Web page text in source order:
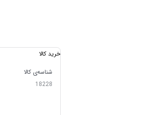
خرید کالا
شناسه‌ی کالا
18228